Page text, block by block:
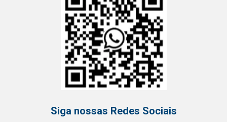
Siga nossas Redes Sociais